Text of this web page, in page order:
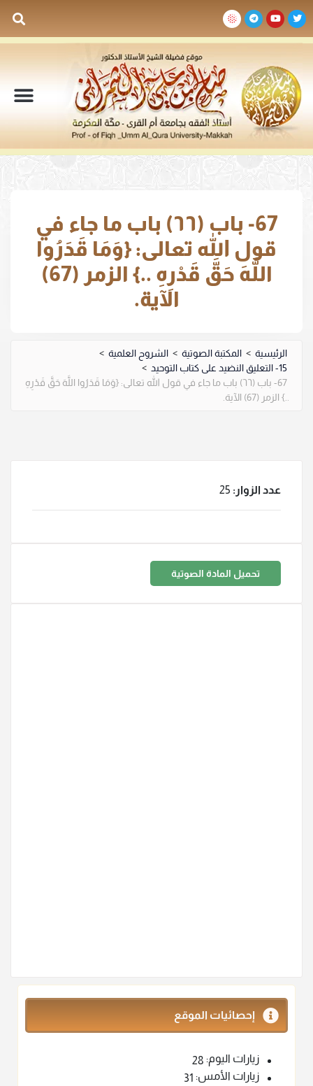
67- باب (٦٦) باب ما جاء في
قول الله تعالى: {وَمَا قَدَرُوا
اللَّهَ حَقَّ قَدْرِهِ ..} الزمر (67)
الآية.
الرئيسية > المكتبة الصوتية > الشروح العلمية >
15- التعليق النضيد على كتاب التوحيد
>
67- باب (٦٦) باب ما جاء في قول الله تعالى: {وَمَا قَدَرُوا اللَّهَ حَقَّ قَدْرِهِ
..} الزمر (67) الآية.
عدد الزوار: 25
تحميل المادة الصوتية
إحصائيات الموقع
زيارات اليوم: 28
زيارات الأمس: 31